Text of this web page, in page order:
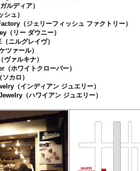
ルディア）
ュ）
（ジェリーフィッシュ ファクトリー）
（リー ダウニー）
ニルグレイヴ）
ツァール）
ァルキナ）
ホワイトクローバー）
カロ）
（インディアン ジュエリー）
（ハワイアン ジュエリー）